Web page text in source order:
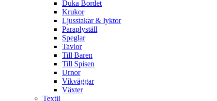
Duka Bordet
Krukor
Ljusstakar & lyktor
Paraplyställ
Speglar
Tavlor
Till Baren
Till Spisen
Urnor
Vikväggar
Växter
Textil